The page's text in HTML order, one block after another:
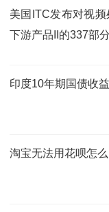
美国ITC发布对视
下游产品II的337部
印度10年期国债收
淘宝无法用花呗怎